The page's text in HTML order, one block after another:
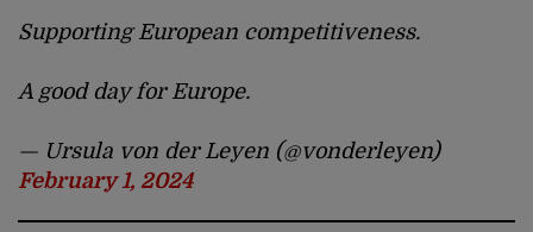
Supporting European competitiveness.
A good day for Europe.
— Ursula von der Leyen (@vonderleyen)
February 1, 2024